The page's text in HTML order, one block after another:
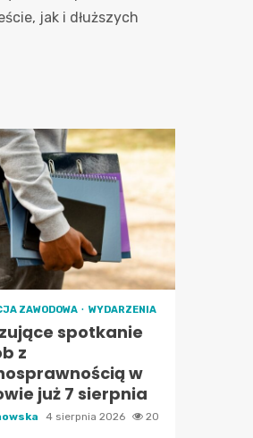
jak i dłuższych
ZAWODOWA WYDARZENIA
spotkanie
z
w
już 7 sierpnia
4 sierpnia 2026 20